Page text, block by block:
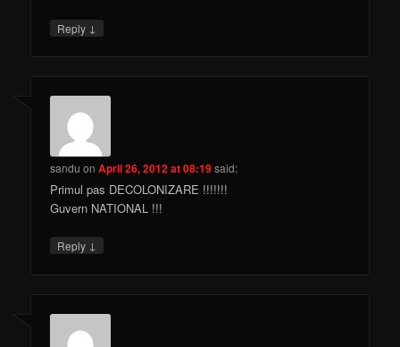
Reply ↓
sandu onApril 26, 2012 at 08:19said:
Primul pas DECOLONIZARE !!!!!!!
Guvern NATIONAL !!!
Reply ↓